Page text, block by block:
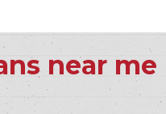
near me